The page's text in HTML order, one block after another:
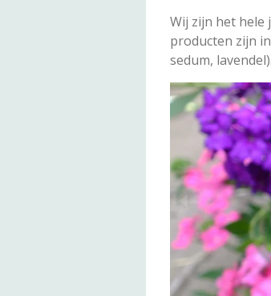
Wij zijn het hele
producten zijn
sedum,